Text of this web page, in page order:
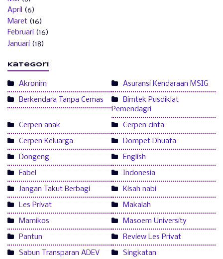
April (6)
Maret (16)
Februari (16)
Januari (18)
Kategori
Akronim
Asuransi Kendaraan MSIG
Berkendara Tanpa Cemas
Bimtek Pusdiklat
Pemendagri
Cerpen anak
Cerpen cinta
Cerpen Keluarga
Dompet Dhuafa
Dongeng
English
Fabel
Indonesia
Jangan Takut Berbagi
Kisah nabi
Les Privat
Makalah
Mamikos
Masoem University
Pantun
Review Les Privat
Sabun Transparan ADEV
Singkatan